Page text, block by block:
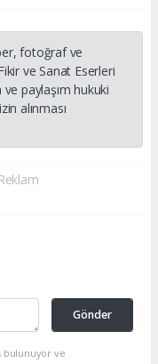
fotoğraf ve
ve Sanat Eserleri
ve paylaşım hukuki
alınması
Gönder
bulunuyor ve